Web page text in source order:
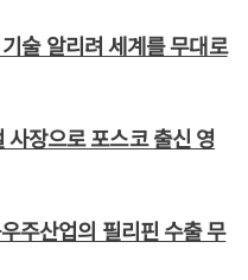
술 알리려 세계를 무대로
장으로 포스코 출신 영
주산업의 필리핀 수출 무